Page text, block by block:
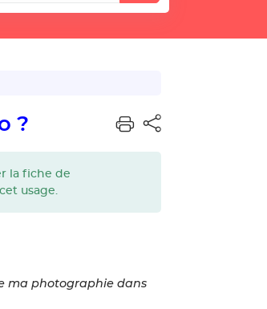
?
la fiche de
usage.
ma photographie dans